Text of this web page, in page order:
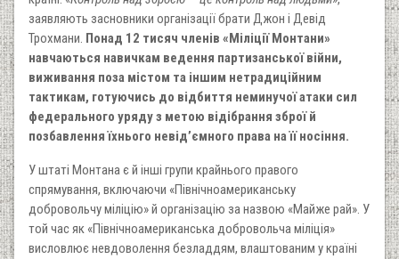
заявляють засновники організації брати Джон і Девід
Трохмани. Понад 12 тисяч членів «Міліції Монтани»
навчаються навичкам ведення партизанської війни,
виживання поза містом та іншим нетрадиційним
тактикам, готуючись до відбиття неминучої атаки сил
федерального уряду з метою відібрання зброї й
позбавлення їхнього невід’ємного права на її носіння.
У штаті Монтана є й інші групи крайнього правого
спрямування, включаючи «Північноамериканську
добровольчу міліцію» й організацію за назвою «Майже рай». У
той час як «Північноамериканська добровольча міліція»
висловлює невдоволення безладдям, влаштованим у країні